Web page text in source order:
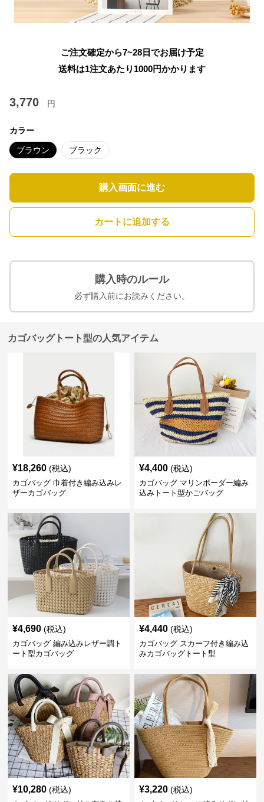
ご注文確定から7~28日でお届け予定
送料は1注文あたり 1000円かかります
3,770 円
カラー
ブラウン ブラック
購入画面に進む
カートに追加する
購入時のルール
必ず購入前にお読みください。
カゴバッグトート型の人気アイテム
¥18,260 (税込)
カゴバッグ 巾着付き編み込みレ
ザーカゴバッグ
¥4,400 (税込)
カゴバッグ マリンボーダー編み
込みトート型かごバッグ
¥4,690 (税込)
カゴバッグ 編み込みレザー調ト
ート型カゴバッグ
¥4,440 (税込)
カゴバッグ スカーフ付き編み込
みカゴバッグトート型
¥10,280 (税込) ¥3,220 (税込)